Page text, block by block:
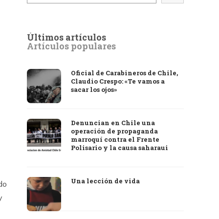
Últimos artículos
Artículos populares
Oficial de Carabineros de Chile,
Claudio Crespo: «Te vamos a
sacar los ojos»
Denuncian en Chile una
operación de propaganda
marroquí contra el Frente
Polisario y la causa saharaui
Una lección de vida